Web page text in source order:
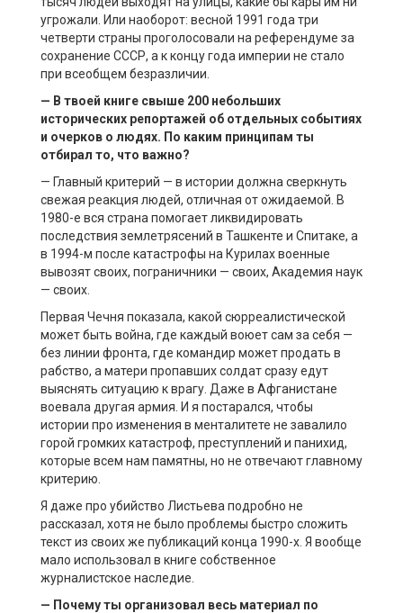
угрожали. Или наоборот: весной 1991 года три
четверти страны проголосовали на референдуме за
сохранение СССР, а к концу года империи не стало
при всеобщем безразличии.
— В твоей книге свыше 200 небольших
исторических репортажей об отдельных событиях
и очерков о людях. По каким принципам ты
отбирал то, что важно?
— Главный критерий — в истории должна сверкнуть
свежая реакция людей, отличная от ожидаемой. В
1980-е вся страна помогает ликвидировать
последствия землетрясений в Ташкенте и Спитаке, а
в 1994-м после катастрофы на Курилах военные
вывозят своих, пограничники — своих, Академия наук
— своих.
Первая Чечня показала, какой сюрреалистической
может быть война, где каждый воюет сам за себя —
без линии фронта, где командир может продать в
рабство, а матери пропавших солдат сразу едут
выяснять ситуацию к врагу. Даже в Афганистане
воевала другая армия. И я постарался, чтобы
истории про изменения в менталитете не завалило
горой громких катастроф, преступлений и панихид,
которые всем нам памятны, но не отвечают главному
критерию.
Я даже про убийство Листьева подробно не
рассказал, хотя не было проблемы быстро сложить
текст из своих же публикаций конца 1990-х. Я вообще
мало использовал в книге собственное
журналистское наследие.
— Почему ты организовал весь материал по